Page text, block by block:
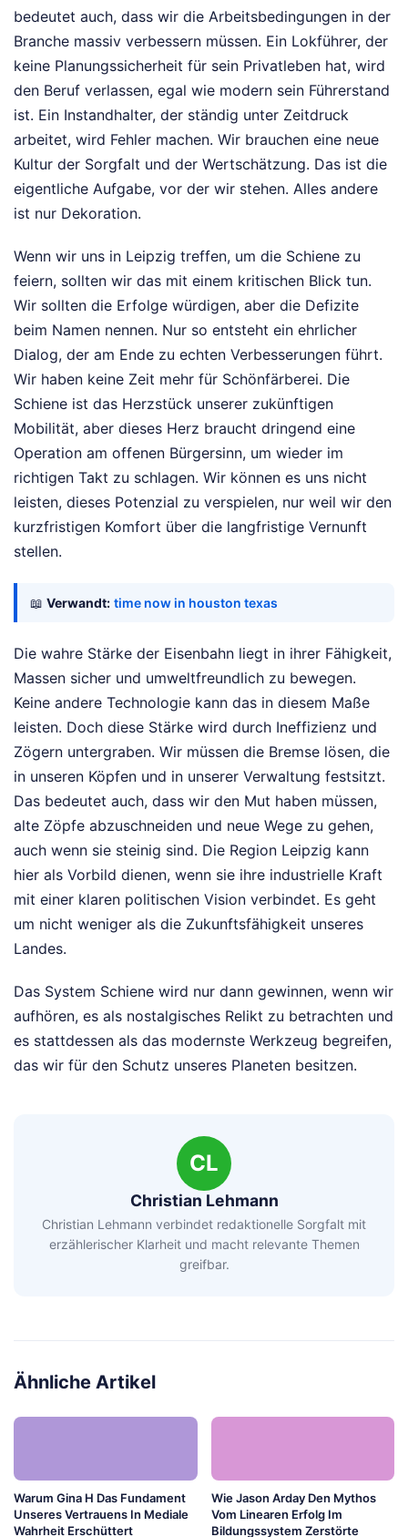
bedeutet auch, dass wir die Arbeitsbedingungen in der
Branche massiv verbessern müssen. Ein Lokführer, der
keine Planungssicherheit für sein Privatleben hat, wird
den Beruf verlassen, egal wie modern sein Führerstand
ist. Ein Instandhalter, der ständig unter Zeitdruck
arbeitet, wird Fehler machen. Wir brauchen eine neue
Kultur der Sorgfalt und der Wertschätzung. Das ist die
eigentliche Aufgabe, vor der wir stehen. Alles andere
ist nur Dekoration.
Wenn wir uns in Leipzig treffen, um die Schiene zu
feiern, sollten wir das mit einem kritischen Blick tun.
Wir sollten die Erfolge würdigen, aber die Defizite
beim Namen nennen. Nur so entsteht ein ehrlicher
Dialog, der am Ende zu echten Verbesserungen führt.
Wir haben keine Zeit mehr für Schönfärberei. Die
Schiene ist das Herzstück unserer zukünftigen
Mobilität, aber dieses Herz braucht dringend eine
Operation am offenen Bürgersinn, um wieder im
richtigen Takt zu schlagen. Wir können es uns nicht
leisten, dieses Potenzial zu verspielen, nur weil wir den
kurzfristigen Komfort über die langfristige Vernunft
stellen.
📖 Verwandt: time now in houston texas
Die wahre Stärke der Eisenbahn liegt in ihrer Fähigkeit,
Massen sicher und umweltfreundlich zu bewegen.
Keine andere Technologie kann das in diesem Maße
leisten. Doch diese Stärke wird durch Ineffizienz und
Zögern untergraben. Wir müssen die Bremse lösen, die
in unseren Köpfen und in unserer Verwaltung festsitzt.
Das bedeutet auch, dass wir den Mut haben müssen,
alte Zöpfe abzuschneiden und neue Wege zu gehen,
auch wenn sie steinig sind. Die Region Leipzig kann
hier als Vorbild dienen, wenn sie ihre industrielle Kraft
mit einer klaren politischen Vision verbindet. Es geht
um nicht weniger als die Zukunftsfähigkeit unseres
Landes.
Das System Schiene wird nur dann gewinnen, wenn wir
aufhören, es als nostalgisches Relikt zu betrachten und
es stattdessen als das modernste Werkzeug begreifen,
das wir für den Schutz unseres Planeten besitzen.
CL
Christian Lehmann
Christian Lehmann verbindet redaktionelle Sorgfalt mit
erzählerischer Klarheit und macht relevante Themen
greifbar.
Ähnliche Artikel
Warum Gina H Das Fundament
Unseres Vertrauens In Mediale
Wahrheit Erschüttert
Wie Jason Arday Den Mythos
Vom Linearen Erfolg Im
Bildungssystem Zerstörte